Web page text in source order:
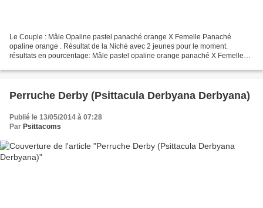
Le Couple : Mâle Opaline pastel panaché orange X Femelle Panaché
opaline orange . Résultat de la Niché avec 2 jeunes pour le moment.
résultats en pourcentage: Mâle pastel opaline orange panaché X Femelle
Perruche Derby (Psittacula Derbyana Derbyana)
Publié le 13/05/2014 à 07:28
Par Psittacoms